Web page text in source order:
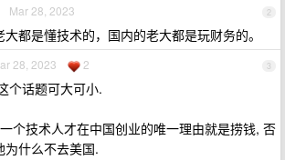
2
Mar 28, 2023
都是懂技术的，国内的老大都是玩财务的。
3
28, 2023 2
个话题可大可小.
个技术人才在中国创业的唯一理由就是捞钱, 否
为什么不去美国.